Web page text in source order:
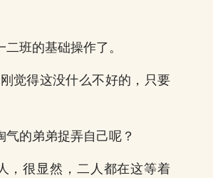
班的基础操作了。
觉得这没什么不好的，只要
的弟弟捉弄自己呢？
，很显然，二人都在这等着